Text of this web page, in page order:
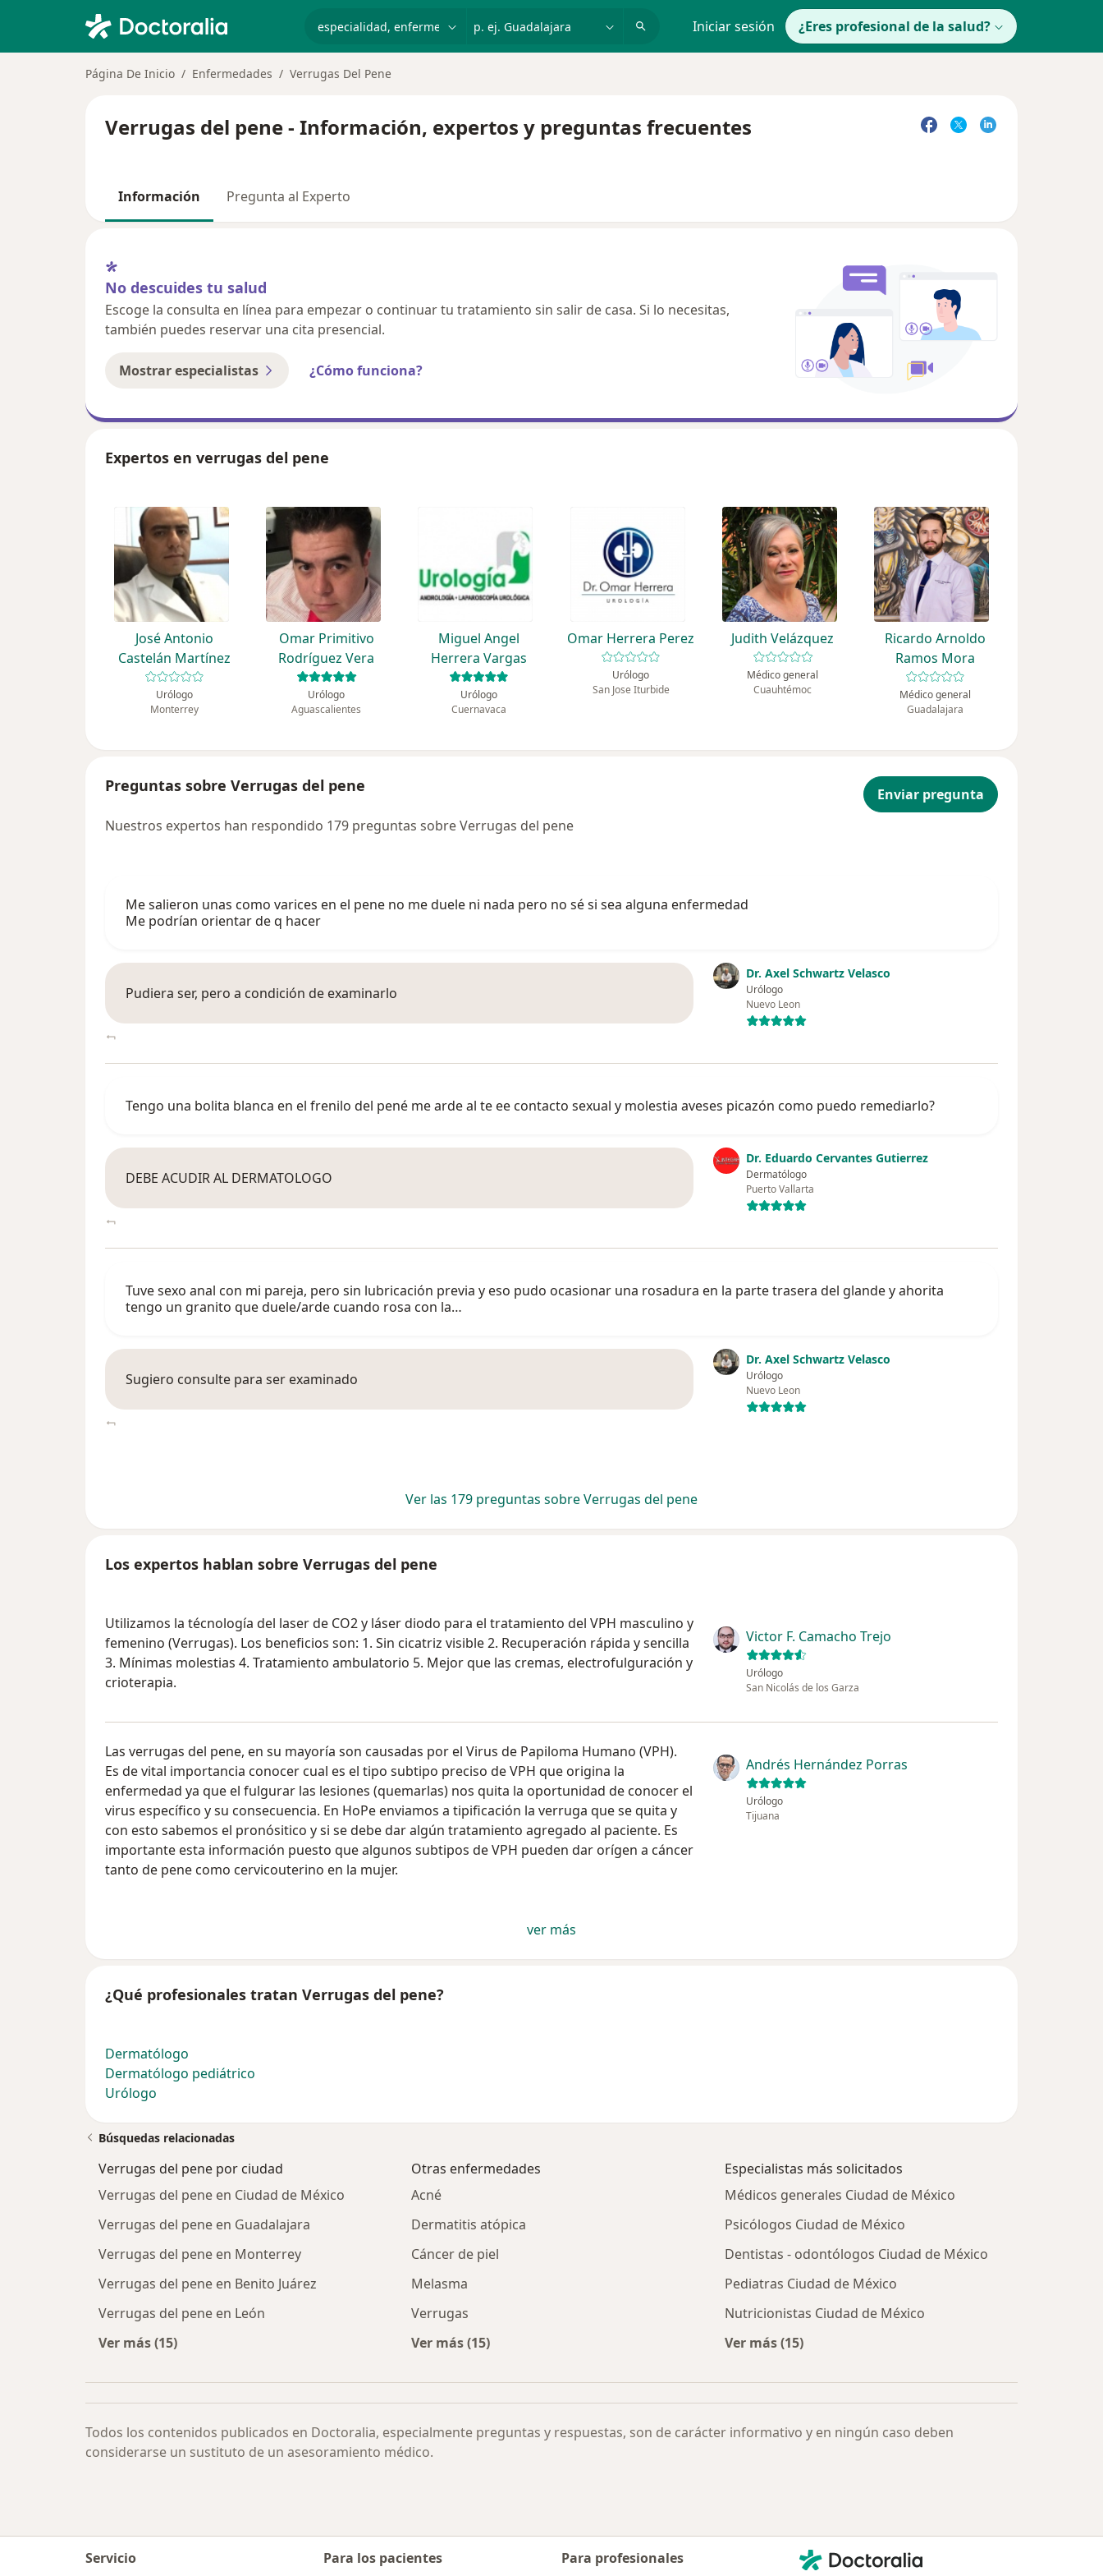
Iniciar sesión ¿Eres profesional de la salud?
Página De Inicio Enfermedades Verrugas Del Pene
Verrugas del pene - Información, expertos y preguntas frecuentes
Información Pregunta al Experto
No descuides tu salud
Escoge la consulta en línea para empezar o continuar tu tratamiento sin salir de casa. Si lo necesitas,
también puedes reservar una cita presencial.
Mostrar especialistas ¿Cómo funciona?
Expertos en verrugas del pene
José Antonio
Castelán Martínez
Urólogo
Monterrey
Omar Primitivo
Rodríguez Vera
Urólogo
Aguascalientes
Miguel Angel
Herrera Vargas
Urólogo
Cuernavaca
Omar Herrera Perez
Urólogo
San Jose Iturbide
Judith Velázquez
Médico general
Cuauhtémoc
Ricardo Arnoldo
Ramos Mora
Médico general
Guadalajara
Preguntas sobre Verrugas del pene
Enviar pregunta
Nuestros expertos han respondido 179 preguntas sobre Verrugas del pene
Me salieron unas como varices en el pene no me duele ni nada pero no sé si sea alguna enfermedad
Me podrían orientar de q hacer
Dr. Axel Schwartz Velasco
Urólogo
Nuevo Leon
Pudiera ser, pero a condición de examinarlo
Tengo una bolita blanca en el frenilo del pené me arde al te ee contacto sexual y molestia aveses picazón como puedo remediarlo?
Dr. Eduardo Cervantes Gutierrez
Dermatólogo
Puerto Vallarta
DEBE ACUDIR AL DERMATOLOGO
Tuve sexo anal con mi pareja, pero sin lubricación previa y eso pudo ocasionar una rosadura en la parte trasera del glande y ahorita
tengo un granito que duele/arde cuando rosa con la…
Dr. Axel Schwartz Velasco
Urólogo
Nuevo Leon
Sugiero consulte para ser examinado
Ver las 179 preguntas sobre Verrugas del pene
Los expertos hablan sobre Verrugas del pene
Utilizamos la técnología del laser de CO2 y láser diodo para el tratamiento del VPH masculino y
femenino (Verrugas). Los beneficios son: 1. Sin cicatriz visible 2. Recuperación rápida y sencilla
3. Mínimas molestias 4. Tratamiento ambulatorio 5. Mejor que las cremas, electrofulguración y
crioterapia.
Victor F. Camacho Trejo
Urólogo
San Nicolás de los Garza
Las verrugas del pene, en su mayoría son causadas por el Virus de Papiloma Humano (VPH).
Es de vital importancia conocer cual es el tipo subtipo preciso de VPH que origina la
enfermedad ya que el fulgurar las lesiones (quemarlas) nos quita la oportunidad de conocer el
virus específico y su consecuencia. En HoPe enviamos a tipificación la verruga que se quita y
con esto sabemos el pronósitico y si se debe dar algún tratamiento agregado al paciente. Es
importante esta información puesto que algunos subtipos de VPH pueden dar orígen a cáncer
tanto de pene como cervicouterino en la mujer.
Andrés Hernández Porras
Urólogo
Tijuana
ver más
¿Qué profesionales tratan Verrugas del pene?
Dermatólogo
Dermatólogo pediátrico
Urólogo
Búsquedas relacionadas
Verrugas del pene por ciudad
Verrugas del pene en Ciudad de México
Verrugas del pene en Guadalajara
Verrugas del pene en Monterrey
Verrugas del pene en Benito Juárez
Verrugas del pene en León
Ver más (15)
Otras enfermedades
Acné
Dermatitis atópica
Cáncer de piel
Melasma
Verrugas
Ver más (15)
Especialistas más solicitados
Médicos generales Ciudad de México
Psicólogos Ciudad de México
Dentistas - odontólogos Ciudad de México
Pediatras Ciudad de México
Nutricionistas Ciudad de México
Ver más (15)
Todos los contenidos publicados en Doctoralia, especialmente preguntas y respuestas, son de carácter informativo y en ningún caso deben
considerarse un sustituto de un asesoramiento médico.
Servicio Para los pacientes Para profesionales Contacto
Doctoralia - Página de inicio